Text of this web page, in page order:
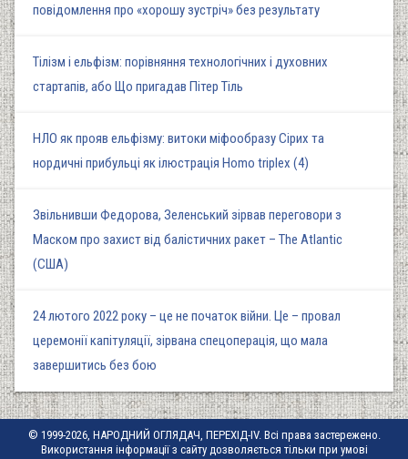
повідомлення про «хорошу зустріч» без результату
Тілізм і ельфізм: порівняння технологічних і духовних
стартапів, або Що пригадав Пітер Тіль
НЛО як прояв ельфізму: витоки міфообразу Сірих та
нордичні прибульці як ілюстрація Homo triplex (4)
Звільнивши Федорова, Зеленський зірвав переговори з
Маском про захист від балістичних ракет – The Atlantic
(США)
24 лютого 2022 року – це не початок війни. Це – провал
церемонії капітуляції, зірвана спецоперація, що мала
завершитись без бою
© 1999-2026, НАРОДНИЙ ОГЛЯДАЧ, ПЕРЕХІД-IV. Всі права застережено.
Використання інформації з сайту дозволяється тільки при умові